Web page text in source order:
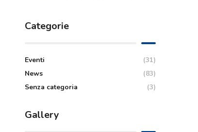
Categorie
Eventi
(31)
News
(83)
Senza categoria
(3)
Gallery